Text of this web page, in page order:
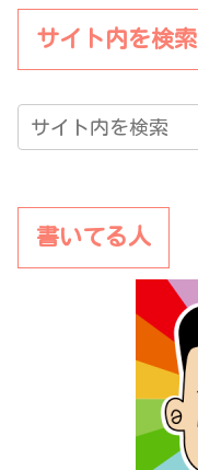
サイト内を検索
書いてる人